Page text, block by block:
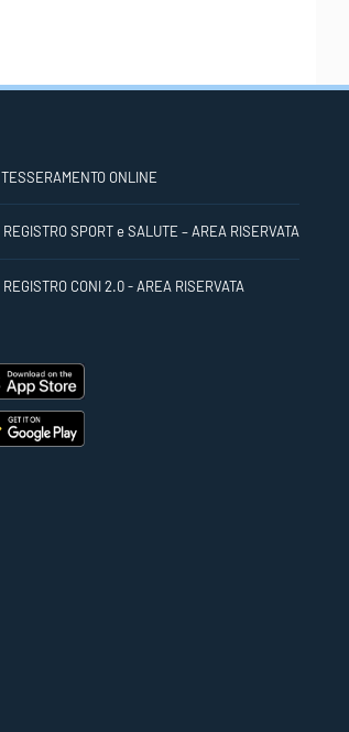
TESSERAMENTO ONLINE
REGISTRO SPORT e SALUTE – AREA RISERVATA
REGISTRO CONI 2.0 - AREA RISERVATA